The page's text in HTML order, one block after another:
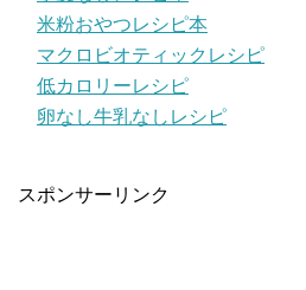
米粉おやつレシピ本
マクロビオティックレシピ
低カロリーレシピ
卵なし牛乳なしレシピ
スポンサーリンク